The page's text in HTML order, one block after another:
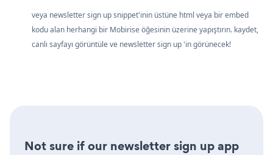
veya newsletter sign up snippet'inin üstüne html veya bir embed
kodu alan herhangi bir Mobirise öğesinin üzerine yapıştırın. kaydet,
canlı sayfayı görüntüle ve newsletter sign up 'in görünecek!
Not sure if our newsletter sign up app